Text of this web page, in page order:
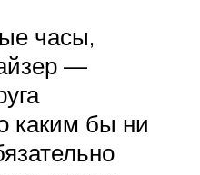
часы,
—
каким бы ни